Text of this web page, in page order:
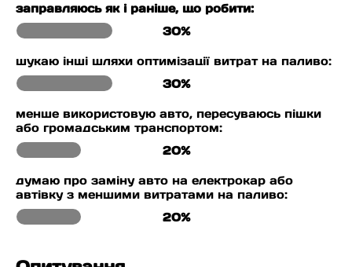
заправляюсь як і раніше, що робити:
30%
шукаю інші шляхи оптимізації витрат на паливо:
30%
менше використовую авто, пересуваюсь пішки
або громадським транспортом:
20%
думаю про заміну авто на електрокар або
автівку з меншими витратами на паливо:
20%